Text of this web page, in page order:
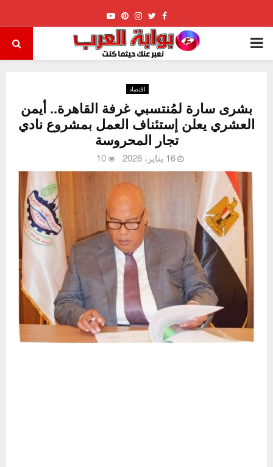
Facebook
Twitter
Instagram
Pinterest
Youtube
PRIMARY
اقتصاد
بشرى سارة لمُنتسبي غرفة القاهرة.. أيمن
العشري يعلن إستئناف العمل بمشروع نادي
تجار المحروسة
16 يناير، 2026 10